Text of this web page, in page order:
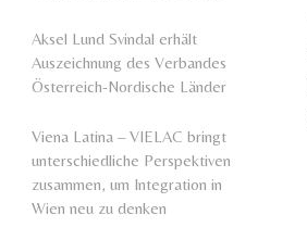
Aksel Lund Svindal erhält
Auszeichnung des Verbandes
Österreich-Nordische Länder
Viena Latina – VIELAC bringt
unterschiedliche Perspektiven
zusammen, um Integration in
Wien neu zu denken